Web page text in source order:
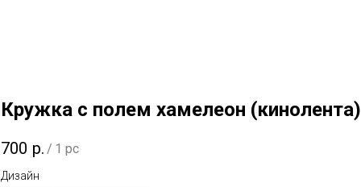
Кружка с полем хамелеон (кинолента)
700 р. / 1 pc
Дизайн